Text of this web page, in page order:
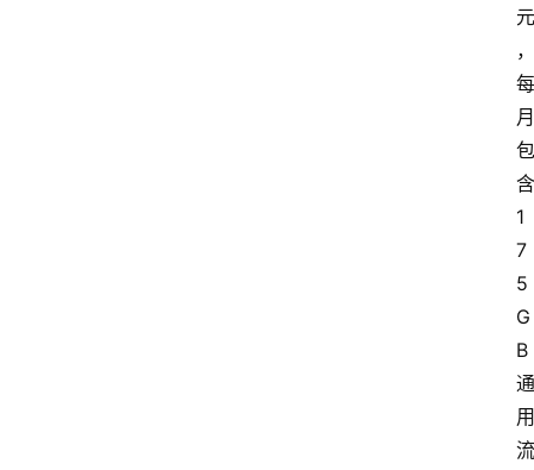
元
，
每
月
包
含
1
7
5
G
B
通
用
流